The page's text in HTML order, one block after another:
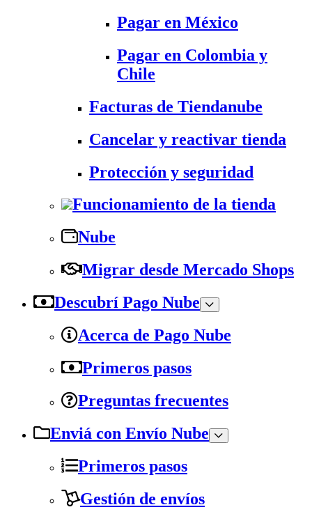
Pagar en México
Pagar en Colombia y
Chile
Facturas de Tiendanube
Cancelar y reactivar tienda
Protección y seguridad
Funcionamiento de la tienda
Nube
Migrar desde Mercado Shops
Descubrí Pago Nube
Acerca de Pago Nube
Primeros pasos
Preguntas frecuentes
Enviá con Envío Nube
Primeros pasos
Gestión de envíos